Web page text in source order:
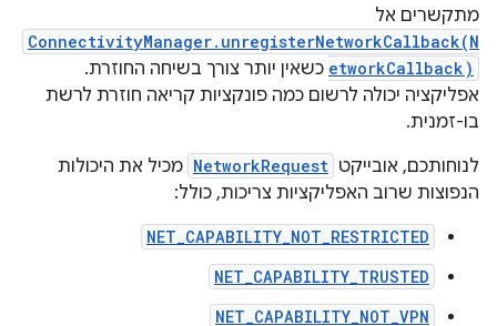
מתקשרים אל
ConnectivityManager.unregisterNetworkCallback(N
etworkCallback) כשאין יותר צורך בשיחה החוזרת.
אפליקציה יכולה לרשום כמה פונקציות קריאה חוזרת לרשת
בו-זמנית.
לנוחותכם, אובייקט NetworkRequest מכיל את היכולות
הנפוצות שרוב האפליקציות צריכות, כולל:
NET_CAPABILITY_NOT_RESTRICTED
NET_CAPABILITY_TRUSTED
NET_CAPABILITY_NOT_VPN